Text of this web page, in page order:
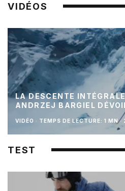
VIDÉOS
LA DESCENTE
ANDRZEJ BARGIEL
VIDÉO · TEMPS DE LECTURE: 1 MN ·
TEST